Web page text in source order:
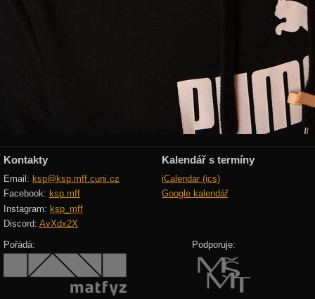
Kontakty
Email: ksp@ksp.mff.cuni.cz
Facebook: ksp.mff
Instagram: ksp_mff
Discord: AvXdx2X
Kalendář s termíny
iCalendar (ics)
Google kalendář
Pořádá: Podporuje: